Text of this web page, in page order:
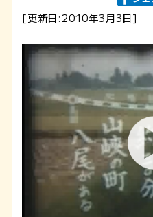
[更新日:2010年3月3日]